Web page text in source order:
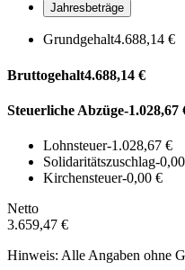
Jahresbeträge
Grundgehalt4.688,14 €
Bruttogehalt4.688,14 €
Steuerliche Abzüge-1.028,67
Lohnsteuer-1.028,67 €
Solidaritätszuschlag-
Kirchensteuer-0,00 €
Netto
3.659,47 €
Hinweis: Alle Angaben ohne